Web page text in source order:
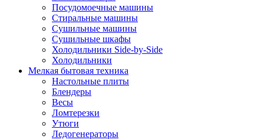
Посудомоечные машины
Стиральные машины
Сушильные машины
Сушильные шкафы
Холодильники Side-by-Side
Холодильники
Мелкая бытовая техника
Настольные плиты
Блендеры
Весы
Ломтерезки
Утюги
Ледогенераторы